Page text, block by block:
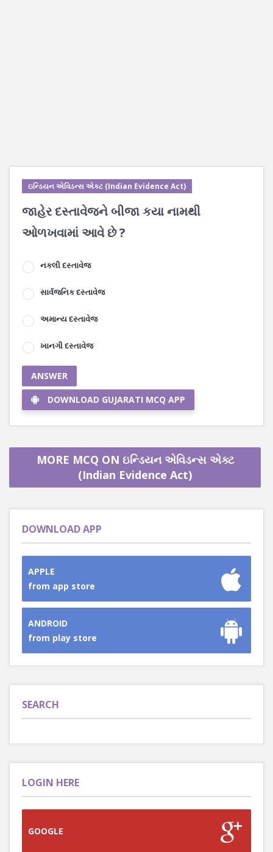
ઇન્ડિયન એવિડન્સ એક્ટ (Indian Evidence Act)
જાહેર દસ્તાવેજને બીજા કયા નામથી
ઓળખવામાં આવે છે ?
નકલી દસ્તાવેજ
સાર્વજનિક દસ્તાવેજ
અમાન્ય દસ્તાવેજ
ખાનગી દસ્તાવેજ
ANSWER
DOWNLOAD GUJARATI MCQ APP
MORE MCQ ON ઇન્ડિયન એવિડન્સ એક્ટ
(Indian Evidence Act)
DOWNLOAD APP
APPLE
from app store
ANDROID
from play store
SEARCH
LOGIN HERE
GOOGLE